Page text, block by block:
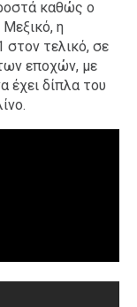
καθώς ο
Μεξικό, η
στον τελικό, σε
εποχών, με
έχει δίπλα του